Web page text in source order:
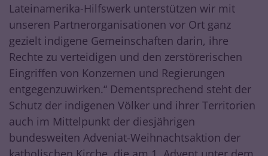
Lateinamerika-Hilfswerk unterstützen wir mit
unseren Partnerorganisationen vor Ort ganz
gezielt indigene Gemeinschaften darin, ihre
Rechte zu verteidigen und den zerstörerischen
Eingriffen von Konzernen und Regierungen
entgegenzuwirken.“ Dementsprechend steht der
Schutz der indigenen Völker und ihrer Territorien
auch im Mittelpunkt der diesjährigen
bundesweiten Adveniat-Weihnachtsaktion der